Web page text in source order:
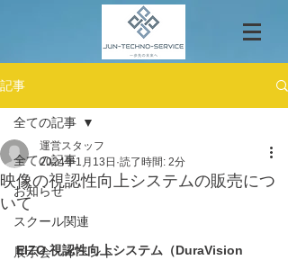
記事
全ての記事
お知らせ
スクール関連
展示会・イベント
全ての記事
映像の視認性向上システムの販売につ
いて
運営スタッフ
2024年1月13日 読了時間: 2分
EIZO 視認性向上システム（DuraVision